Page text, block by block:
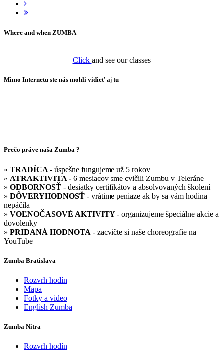
Where and when ZUMBA
Click and see our classes
Mimo Internetu ste nás mohli vidieť aj tu
Prečo práve naša Zumba ?
» TRADÍCA - úspešne fungujeme už 5 rokov
» ATRAKTIVITA - 6 mesiacov sme cvičili Zumbu v Teleráne
» ODBORNOSŤ - desiatky certifikátov a absolvovaných školení
» DÔVERYHODNOSŤ - vrátime peniaze ak by sa vám hodina
nepáčila
» VOĽNOČASOVÉ AKTIVITY- organizujeme špeciálne akcie a
dovolenky
» PRIDANÁ HODNOTA - zacvičte si naše choreografie na
YouTube
Zumba Bratislava
Rozvrh hodín
Mapa
Fotky a video
English Zumba
Zumba Nitra
Rozvrh hodín